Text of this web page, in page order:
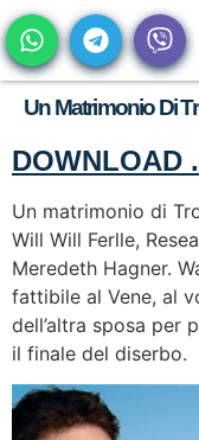
Un Matrimonio Di
DOWNLOAD
Un matrimonio di
Will Will Ferlle,
Meredeth Hagner.
fattibile al Vene, al
dell’altra sposa per
il finale del diserbo.